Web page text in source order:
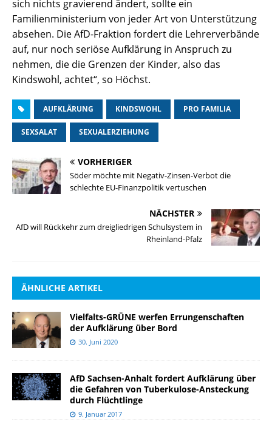
sich nichts gravierend ändert, sollte ein
Familienministerium von jeder Art von Unterstützung
absehen. Die AfD-Fraktion fordert die Lehrerverbände
auf, nur noch seriöse Aufklärung in Anspruch zu
nehmen, die die Grenzen der Kinder, also das
Kindswohl, achtet“, so Höchst.
AUFKLÄRUNG KINDSWOHL PRO FAMILIA
SEXSALAT SEXUALERZIEHUNG
VORHERIGER
Söder möchte mit Negativ-Zinsen-Verbot die
schlechte EU-Finanzpolitik vertuschen
NÄCHSTER
AfD will Rückkehr zum dreigliedrigen Schulsystem in
Rheinland-Pfalz
ÄHNLICHE ARTIKEL
Vielfalts-GRÜNE werfen Errungenschaften
der Aufklärung über Bord
30. Juni 2020
AfD Sachsen-Anhalt fordert Aufklärung über
die Gefahren von Tuberkulose-Ansteckung
durch Flüchtlinge
9. Januar 2017